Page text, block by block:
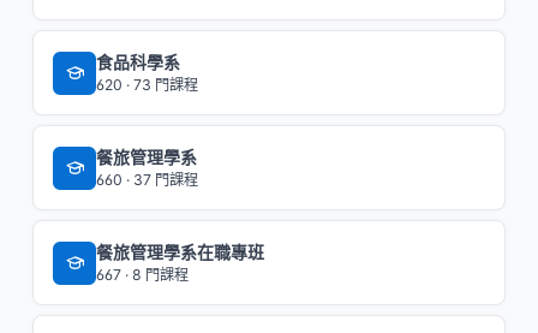
食品科學系
620 · 73 門課程
餐旅管理學系
660 · 37 門課程
餐旅管理學系在職專班
667 · 8 門課程